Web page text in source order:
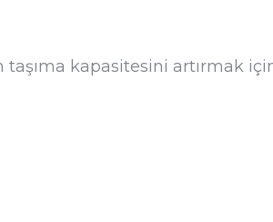
taşıma kapasitesini artırmak